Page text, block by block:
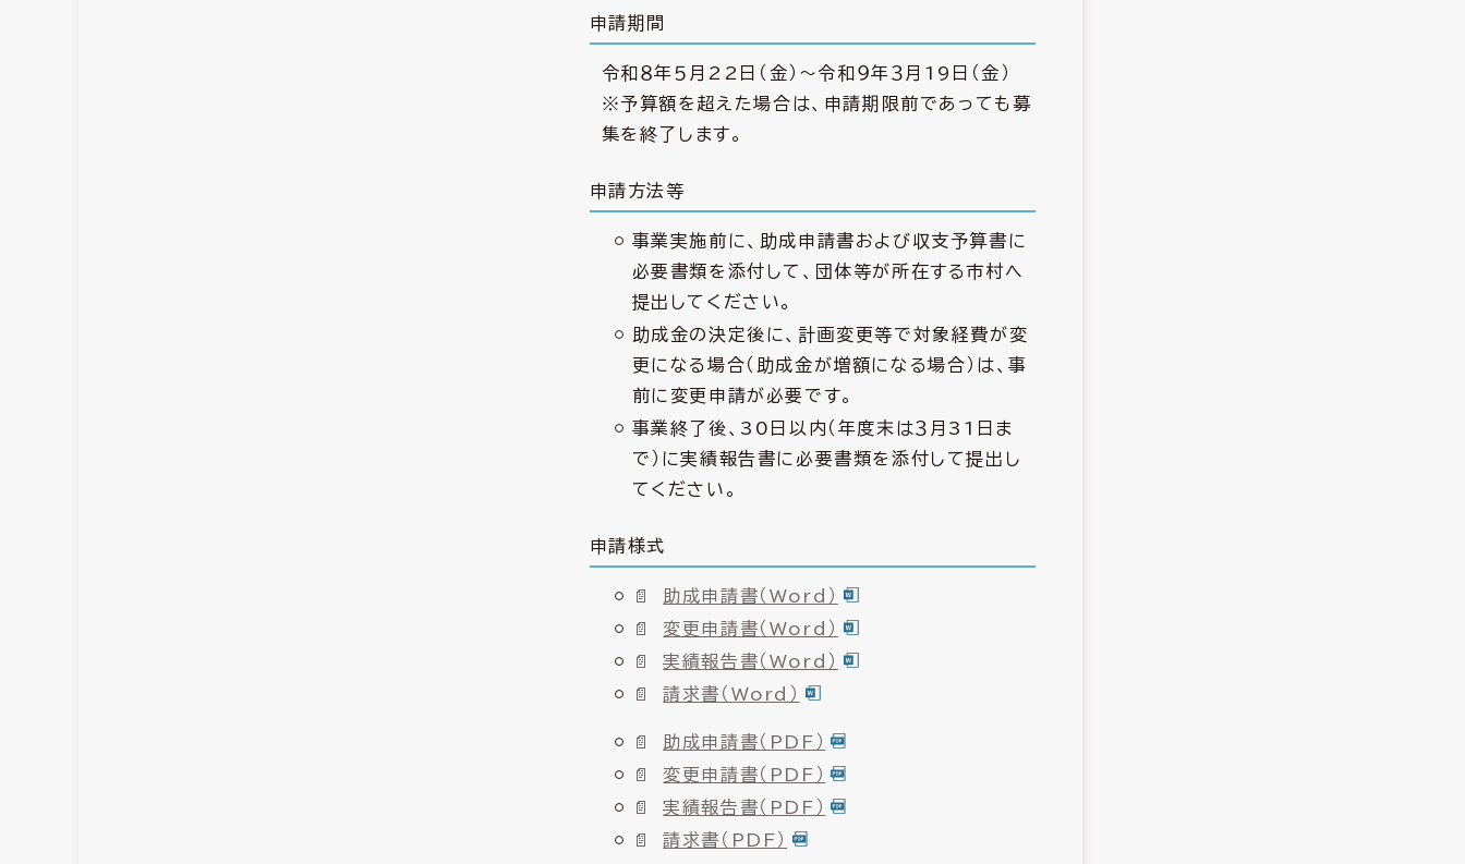
申請期間
令和８年５月22日（金）～令和９年３月19日（金）
※予算額を超えた場合は、申請期限前であっても募
集を終了します。
申請方法等
事業実施前に、助成申請書および収支予算書に
必要書類を添付して、団体等が所在する市村へ
提出してください。
助成金の決定後に、計画変更等で対象経費が変
更になる場合（助成金が増額になる場合）は、事
前に変更申請が必要です。
事業終了後、30日以内（年度末は３月31日ま
で）に実績報告書に必要書類を添付して提出し
てください。
申請様式
助成申請書（Word）
変更申請書（Word）
実績報告書（Word）
請求書（Word）
助成申請書（PDF）
変更申請書（PDF）
実績報告書（PDF）
請求書（PDF）